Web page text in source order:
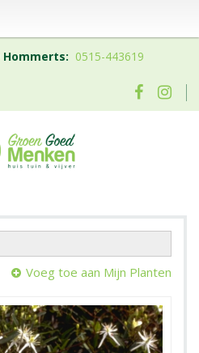
Hommerts: 0515-443619
Voeg toe aan Mijn Planten